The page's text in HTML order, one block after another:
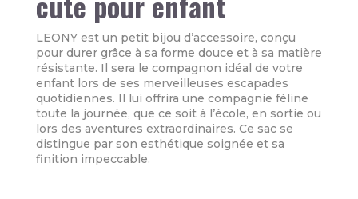
LEONY est un petit bijou d’accessoire, conçu
pour durer grâce à sa forme douce et à sa matière
résistante. Il sera le compagnon idéal de votre
enfant lors de ses merveilleuses escapades
quotidiennes. Il lui offrira une compagnie féline
toute la journée, que ce soit à l’école, en sortie ou
lors des aventures extraordinaires. Ce sac se
distingue par son esthétique soignée et sa
finition impeccable.